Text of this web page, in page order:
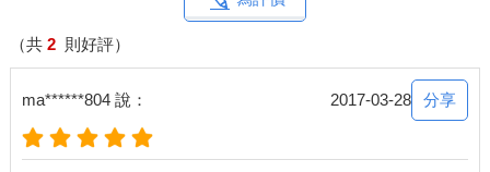
「我覺得我好像參與了某種可怕的事，雖然收下了錢，但還是坐
立不安。請大人相助－－」
晴明不伸手去端酒杯，看似在思索某事。
（共 2 則好評）
ma******804 說： 2017-03-28 分享